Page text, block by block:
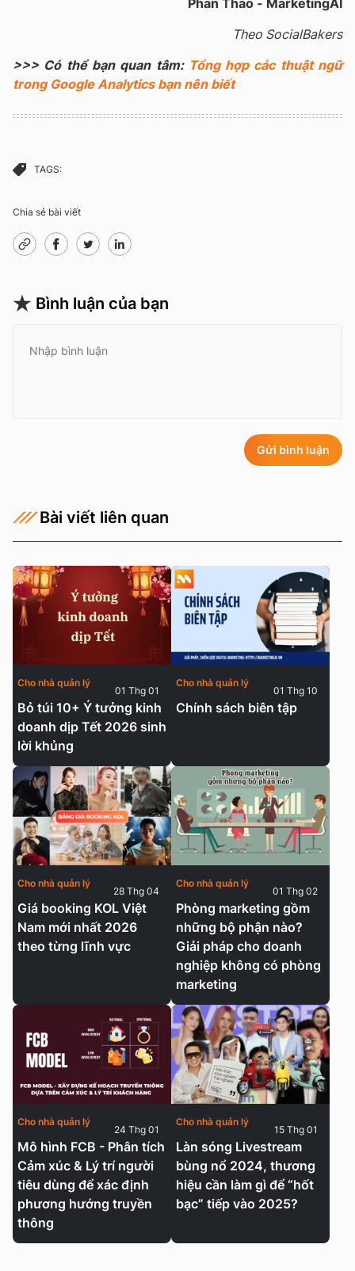
Theo SocialBakers
>>> Có thể bạn quan tâm: Tổng hợp các thuật ngữ
trong Google Analytics bạn nên biết
TAGS:
Chia sẻ bài viết
Bình luận của bạn
Gửi bình luận
Bài viết liên quan
Bỏ túi 10+ Ý tưởng kinh
doanh dịp Tết 2026 sinh
lời khủng
Cho nhà quản lý
01 Thg 01
Chính sách biên tập
Cho nhà quản lý
01 Thg 10
Giá booking KOL Việt
Nam mới nhất 2026
theo từng lĩnh vực
Cho nhà quản lý
28 Thg 04
Phòng marketing gồm
những bộ phận nào?
Giải pháp cho doanh
nghiệp không có phòng
marketing
Cho nhà quản lý
01 Thg 02
Mô hình FCB - Phân tích
Cảm xúc & Lý trí người
tiêu dùng để xác định
phương hướng truyền
thông
Cho nhà quản lý
24 Thg 01
Làn sóng Livestream
bùng nổ 2024, thương
hiệu cần làm gì để “hốt
bạc” tiếp vào 2025?
Cho nhà quản lý
15 Thg 01